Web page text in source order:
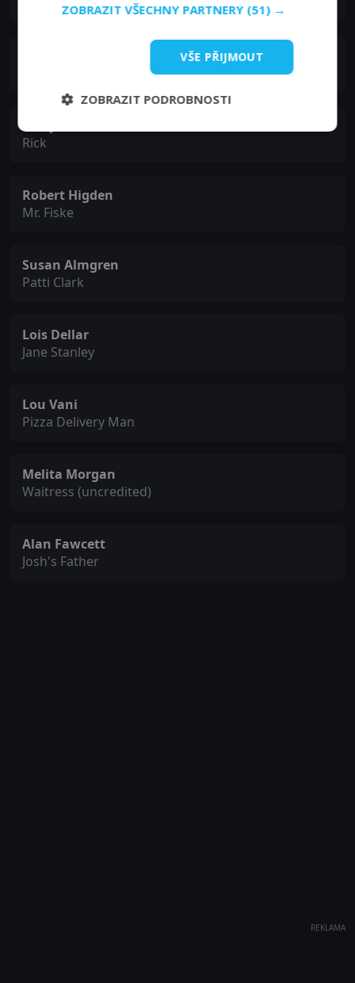
Rick
Robert Higden
Mr. Fiske
Susan Almgren
Patti Clark
Lois Dellar
Jane Stanley
Lou Vani
Pizza Delivery Man
Melita Morgan
Waitress (uncredited)
Alan Fawcett
Josh's Father
REKLAMA
ZOBRAZIT VŠECHNY PARTNERY (51) →
VŠE PŘIJMOUT
ZOBRAZIT PODROBNOSTI